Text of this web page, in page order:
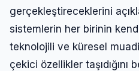
gerçekleştireceklerini
sistemlerin her birinin
teknolojili ve küresel
çekici özellikler taşıdığını